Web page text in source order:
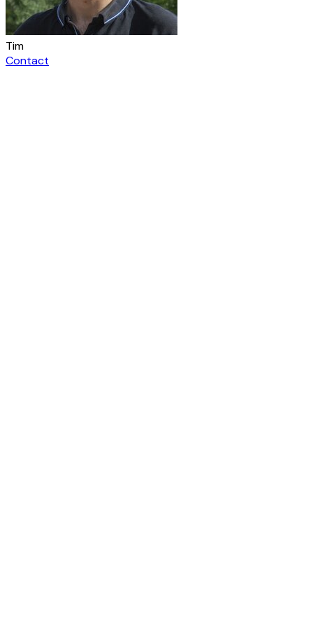
Tim
Contact